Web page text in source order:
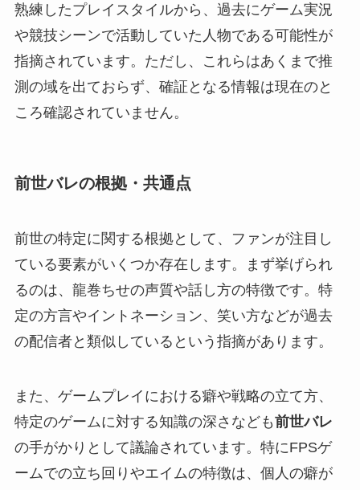
熟練したプレイスタイルから、過去にゲーム実況
や競技シーンで活動していた人物である可能性が
指摘されています。ただし、これらはあくまで推
測の域を出ておらず、確証となる情報は現在のと
ころ確認されていません。
前世バレの根拠・共通点
前世の特定に関する根拠として、ファンが注目し
ている要素がいくつか存在します。まず挙げられ
るのは、龍巻ちせの声質や話し方の特徴です。特
定の方言やイントネーション、笑い方などが過去
の配信者と類似しているという指摘があります。
また、ゲームプレイにおける癖や戦略の立て方、
特定のゲームに対する知識の深さなども前世バレ
の手がかりとして議論されています。特にFPSゲ
ームでの立ち回りやエイムの特徴は、個人の癖が